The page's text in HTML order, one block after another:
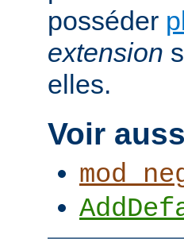
posséder
extension
elles.
Voir